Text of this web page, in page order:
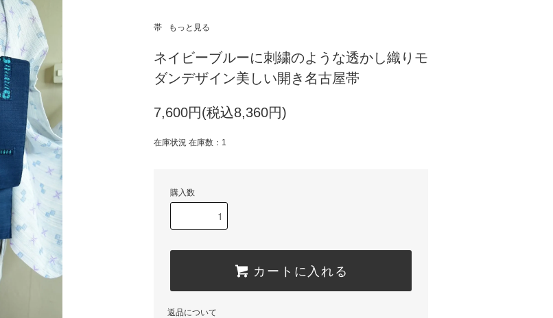
帯 もっと見る
ネイビーブルーに刺繍のような透かし織りモ
ダンデザイン美しい開き名古屋帯
7,600円(税込8,360円)
在庫状況 在庫数：1
購入数
カートに入れる
返品について